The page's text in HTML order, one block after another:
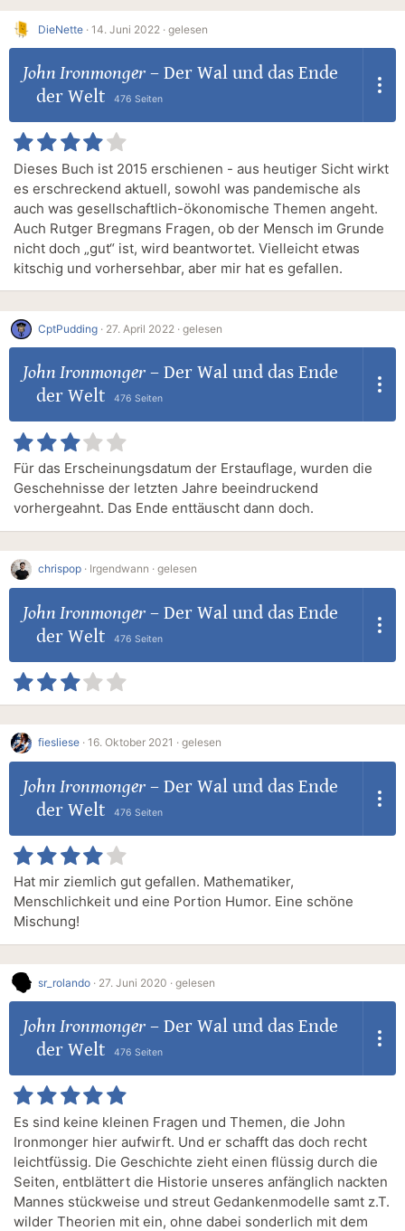
DieNette · 14. Juni 2022 · gelesen
John Ironmonger– Der Wal und das Ende
der Welt
476 Seiten
Dieses Buch ist 2015 erschienen - aus heutiger Sicht wirkt
es erschreckend aktuell, sowohl was pandemische als
auch was gesellschaftlich-ökonomische Themen angeht.
Auch Rutger Bregmans Fragen, ob der Mensch im Grunde
nicht doch „gut“ ist, wird beantwortet. Vielleicht etwas
kitschig und vorhersehbar, aber mir hat es gefallen.
CptPudding · 27. April 2022 · gelesen
John Ironmonger– Der Wal und das Ende
der Welt
476 Seiten
Für das Erscheinungsdatum der Erstauflage, wurden die
Geschehnisse der letzten Jahre beeindruckend
vorhergeahnt. Das Ende enttäuscht dann doch.
chrispop · Irgendwann · gelesen
John Ironmonger– Der Wal und das Ende
der Welt
476 Seiten
fiesliese · 16. Oktober 2021 · gelesen
John Ironmonger– Der Wal und das Ende
der Welt
476 Seiten
Hat mir ziemlich gut gefallen. Mathematiker,
Menschlichkeit und eine Portion Humor. Eine schöne
Mischung!
sr_rolando · 27. Juni 2020 · gelesen
John Ironmonger– Der Wal und das Ende
der Welt
476 Seiten
Es sind keine kleinen Fragen und Themen, die John
Ironmonger hier aufwirft. Und er schafft das doch recht
leichtfüssig. Die Geschichte zieht einen flüssig durch die
Seiten, entblättert die Historie unseres anfänglich nackten
Mannes stückweise und streut Gedankenmodelle samt z.T.
wilder Theorien mit ein, ohne dabei sonderlich mit dem